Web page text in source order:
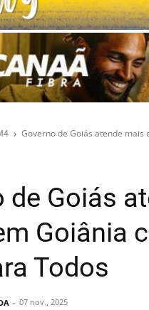
Governo de Goiás atende
de Goiás
Goiânia
Todos
07 nov., 2025